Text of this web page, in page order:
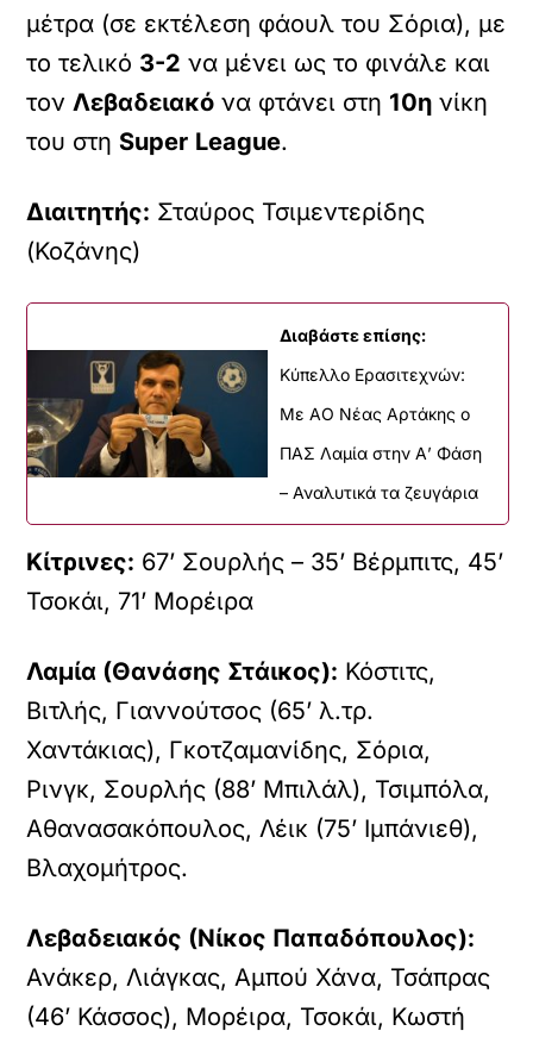
μέτρα (σε εκτέλεση φάουλ του Σόρια), με
το τελικό 3-2 να μένει ως το φινάλε και
τονΛεβαδειακό να φτάνει στη 10η νίκη
του στη Super League.
Διαιτητής: Σταύρος Τσιμεντερίδης
(Κοζάνης)
Διαβάστε επίσης:
Kύπελλο Ερασιτεχνών:
Με AO Nέας Αρτάκης ο
ΠΑΣ Λαμία στην Α’ Φάση
– Αναλυτικά τα ζευγάρια
Κίτρινες: 67’ Σουρλής – 35’ Βέρμπιτς, 45’
Τσοκάι, 71’ Μορέιρα
Λαμία (Θανάσης Στάικος): Κόστιτς,
Βιτλής, Γιαννούτσος (65’ λ.τρ.
Χαντάκιας), Γκοτζαμανίδης, Σόρια,
Ρινγκ, Σουρλής (88’ Μπιλάλ), Τσιμπόλα,
Αθανασακόπουλος, Λέικ (75’ Ιμπάνιεθ),
Βλαχομήτρος.
Λεβαδειακός (Νίκος Παπαδόπουλος):
Ανάκερ, Λιάγκας, Αμπού Χάνα, Τσάπρας
(46’ Κάσσος), Μορέιρα, Τσοκάι, Κωστή